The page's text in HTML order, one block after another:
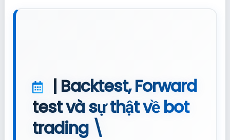
| Backtest, Forward
test và sự thật về bot
trading \